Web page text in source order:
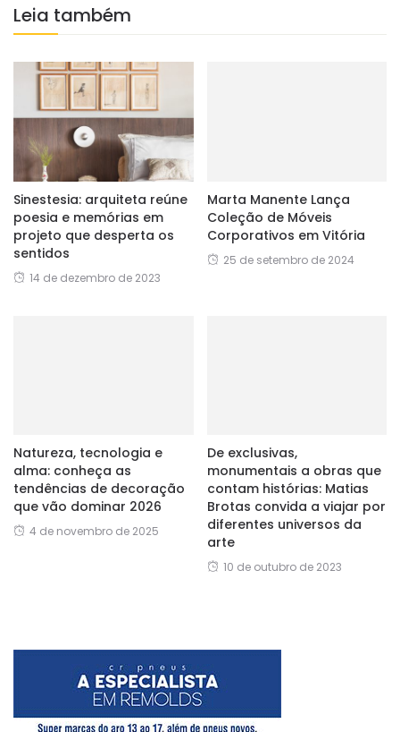
Leia também
Sinestesia: arquiteta reúne
poesia e memórias em
projeto que desperta os
sentidos
14 de dezembro de 2023
Marta Manente Lança
Coleção de Móveis
Corporativos em Vitória
25 de setembro de 2024
Natureza, tecnologia e
alma: conheça as
tendências de decoração
que vão dominar 2026
4 de novembro de 2025
De exclusivas,
monumentais a obras que
contam histórias: Matias
Brotas convida a viajar por
diferentes universos da
arte
10 de outubro de 2023